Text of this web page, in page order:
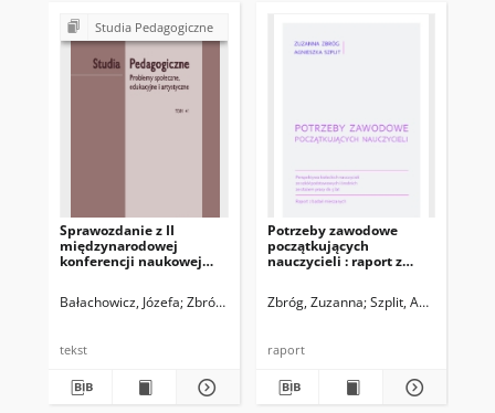
Studia Pedagogiczne
Sprawozdanie z II
międzynarodowej
konferencji naukowej
edukacji podczas (i po)
i codzienne praktyki
Bałachowicz, Józefa Zbróg, Zuzanna
tekst
Potrzeby zawodowe
początkujących
nauczycieli : raport z
Zbróg, Zuzanna Szplit, Agnieszka
raport